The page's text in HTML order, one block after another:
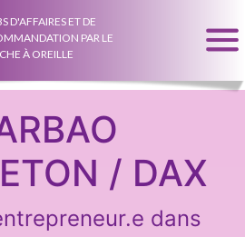
D'AFFAIRES ET DE
PAR LE
À OREILLE
/ DAX
dans